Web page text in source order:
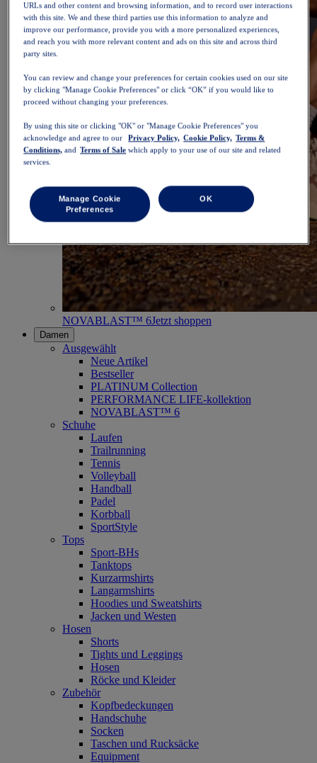
NOVABLAST™ 6Jetzt shoppen
Damen
Ausgewählt
Neue Artikel
Bestseller
PLATINUM Collection
PERFORMANCE LIFE-kollektion
NOVABLAST™ 6
Schuhe
Laufen
Trailrunning
Tennis
Volleyball
Handball
Padel
Korbball
SportStyle
Tops
Sport-BHs
Tanktops
Kurzarmshirts
Langarmshirts
Hoodies und Sweatshirts
Jacken und Westen
Hosen
Shorts
Tights und Leggings
Hosen
Röcke und Kleider
Zubehör
Kopfbedeckungen
Handschuhe
Socken
Taschen und Rucksäcke
Equipment
URLs and other content and browsing information, and to record user interactions
with this site. We and these third parties use this information to analyze and
improve our performance, provide you with a more personalized experiences,
and reach you with more relevant content and ads on this site and across third
party sites.
You can review and change your preferences for certain cookies used on our site
by clicking "Manage Cookie Preferences" or click “OK” if you would like to
proceed without changing your preferences.
By using this site or clicking "OK" or "Manage Cookie Preferences" you
acknowledge and agree to our
Privacy Policy, Cookie Policy, Terms &
Conditions, and Terms of Sale which apply to your use of our site and related
services.
Manage Cookie
Preferences
OK